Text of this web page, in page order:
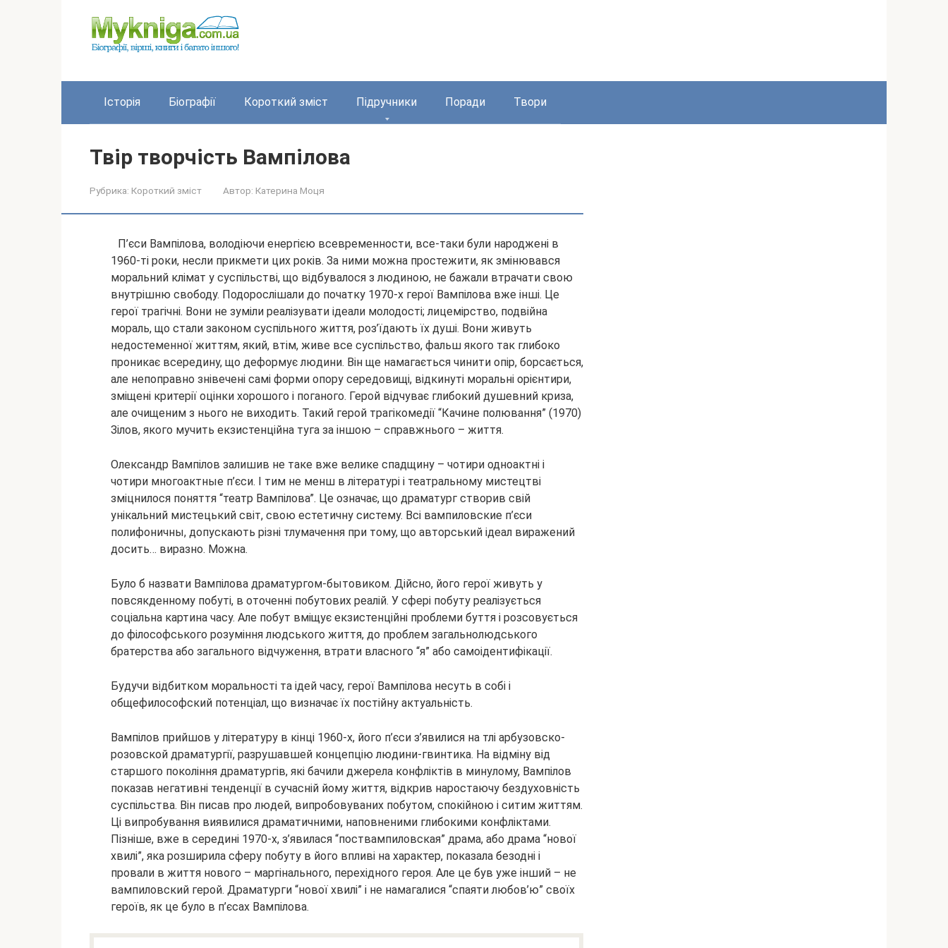
Історія Біографії Короткий зміст Підручники Поради Твори
Твір творчість Вампілова
Рубрика: Короткий зміст Автор: Катерина Моця
П’єси Вампілова, володіючи енергією всевременности, все-таки були народжені в
1960-ті роки, несли прикмети цих років. За ними можна простежити, як змінювався
моральний клімат у суспільстві, що відбувалося з людиною, не бажали втрачати свою
внутрішню свободу. Подорослішали до початку 1970-х герої Вампілова вже інші. Це
герої трагічні. Вони не зуміли реалізувати ідеали молодості; лицемірство, подвійна
мораль, що стали законом суспільного життя, роз’їдають їх душі. Вони живуть
недостеменної життям, який, втім, живе все суспільство, фальш якого так глибоко
проникає всередину, що деформує людини. Він ще намагається чинити опір, борсається,
але непоправно знівечені самі форми опору середовищі, відкинуті моральні орієнтири,
зміщені критерії оцінки хорошого і поганого. Герой відчуває глибокий душевний криза,
але очищеним з нього не виходить. Такий герой трагікомедії “Качине полювання” (1970)
Зілов, якого мучить екзистенційна туга за іншою – справжнього – життя.
Олександр Вампілов залишив не таке вже велике спадщину – чотири одноактні і
чотири многоактные п’єси. І тим не менш в літературі і театральному мистецтві
зміцнилося поняття “театр Вампілова”. Це означає, що драматург створив свій
унікальний мистецький світ, свою естетичну систему. Всі вампиловские п’єси
полифоничны, допускають різні тлумачення при тому, що авторський ідеал виражений
досить… виразно. Можна.
Було б назвати Вампілова драматургом-бытовиком. Дійсно, його герої живуть у
повсякденному побуті, в оточенні побутових реалій. У сфері побуту реалізується
соціальна картина часу. Але побут вміщує екзистенційні проблеми буття і розсовується
до філософського розуміння людського життя, до проблем загальнолюдського
братерства або загального відчуження, втрати власного “я” або самоідентифікації.
Будучи відбитком моральності та ідей часу, герої Вампілова несуть в собі і
общефилософский потенціал, що визначає їх постійну актуальність.
Вампілов прийшов у літературу в кінці 1960-х, його п’єси з’явилися на тлі арбузовско-
розовской драматургії, разрушавшей концепцію людини-гвинтика. На відміну від
старшого покоління драматургів, які бачили джерела конфліктів в минулому, Вампілов
показав негативні тенденції в сучасній йому життя, відкрив наростаючу бездуховність
суспільства. Він писав про людей, випробовуваних побутом, спокійною і ситим життям.
Ці випробування виявилися драматичними, наповненими глибокими конфліктами.
Пізніше, вже в середині 1970-х, з’явилася “поствампиловская” драма, або драма “нової
хвилі”, яка розширила сферу побуту в його впливі на характер, показала безодні і
провали в життя нового – маргінального, перехідного героя. Але це був уже інший – не
вампиловский герой. Драматурги “нової хвилі” і не намагалися “спаяти любов’ю” своїх
героїв, як це було в п’єсах Вампілова.